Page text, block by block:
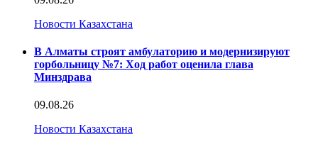
Новости Казахстана
В Алматы строят амбулаторию и модернизируют
горбольницу №7: Ход работ оценила глава
Минздрава
09.08.26
Новости Казахстана